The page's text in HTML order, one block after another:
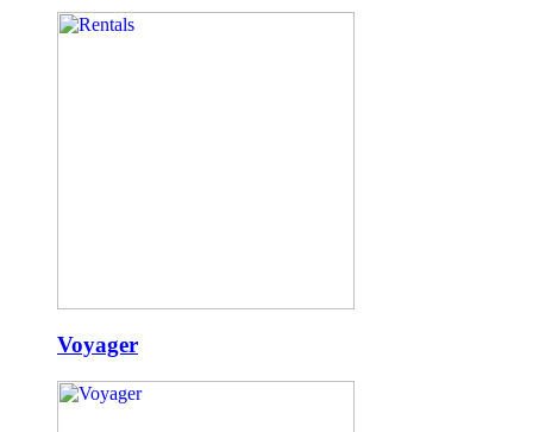
Voyager